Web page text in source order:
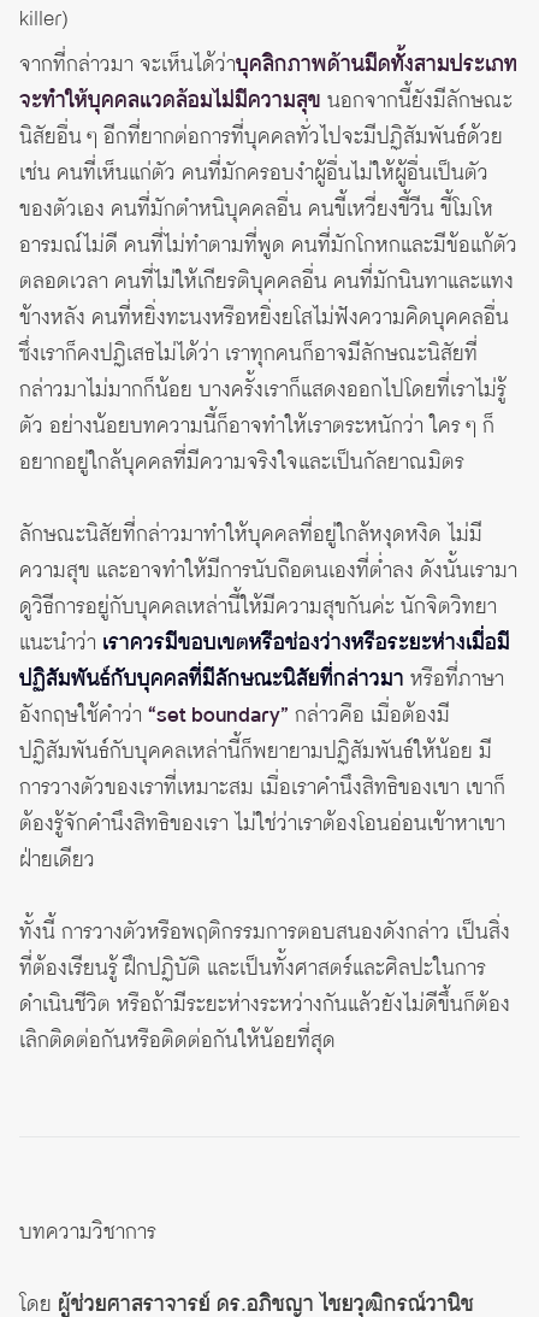
killer)
จากที่กล่าวมา จะเห็นได้ว่าบุคลิกภาพด้านมืดทั้งสามประเภท
จะทำให้บุคคลแวดล้อมไม่มีความสุข นอกจากนี้ยังมีลักษณะ
นิสัยอื่น ๆ อีกที่ยากต่อการที่บุคคลทั่วไปจะมีปฏิสัมพันธ์ด้วย
เช่น คนที่เห็นแก่ตัว คนที่มักครอบงำผู้อื่นไม่ให้ผู้อื่นเป็นตัว
ของตัวเอง คนที่มักตำหนิบุคคลอื่น คนขี้เหวี่ยงขี้วีน ขี้โมโห
อารมณ์ไม่ดี คนที่ไม่ทำตามที่พูด คนที่มักโกหกและมีข้อแก้ตัว
ตลอดเวลา คนที่ไม่ให้เกียรติบุคคลอื่น คนที่มักนินทาและแทง
ข้างหลัง คนที่หยิ่งทะนงหรือหยิ่งยโสไม่ฟังความคิดบุคคลอื่น
ซึ่งเราก็คงปฏิเสธไม่ได้ว่า เราทุกคนก็อาจมีลักษณะนิสัยที่
กล่าวมาไม่มากก็น้อย บางครั้งเราก็แสดงออกไปโดยที่เราไม่รู้
ตัว อย่างน้อยบทความนี้ก็อาจทำให้เราตระหนักว่า ใคร ๆ ก็
อยากอยู่ใกล้บุคคลที่มีความจริงใจและเป็นกัลยาณมิตร
ลักษณะนิสัยที่กล่าวมาทำให้บุคคลที่อยู่ใกล้หงุดหงิด ไม่มี
ความสุข และอาจทำให้มีการนับถือตนเองที่ต่ำลง ดังนั้นเรามา
ดูวิธีการอยู่กับบุคคลเหล่านี้ให้มีความสุขกันค่ะ นักจิตวิทยา
แนะนำว่า เราควรมีขอบเขตหรือช่องว่างหรือระยะห่างเมื่อมี
ปฏิสัมพันธ์กับบุคคลที่มีลักษณะนิสัยที่กล่าวมา หรือที่ภาษา
อังกฤษใช้คำว่า “set boundary” กล่าวคือ เมื่อต้องมี
ปฏิสัมพันธ์กับบุคคลเหล่านี้ก็พยายามปฏิสัมพันธ์ให้น้อย มี
การวางตัวของเราที่เหมาะสม เมื่อเราคำนึงสิทธิของเขา เขาก็
ต้องรู้จักคำนึงสิทธิของเรา ไม่ใช่ว่าเราต้องโอนอ่อนเข้าหาเขา
ฝ่ายเดียว
ทั้งนี้ การวางตัวหรือพฤติกรรมการตอบสนองดังกล่าว เป็นสิ่ง
ที่ต้องเรียนรู้ ฝึกปฏิบัติ และเป็นทั้งศาสตร์และศิลปะในการ
ดำเนินชีวิต หรือถ้ามีระยะห่างระหว่างกันแล้วยังไม่ดีขึ้นก็ต้อง
เลิกติดต่อกันหรือติดต่อกันให้น้อยที่สุด
บทความวิชาการ
โดย ผู้ช่วยศาสราจารย์ ดร.อภิชญา ไชยวุฒิกรณ์วานิช